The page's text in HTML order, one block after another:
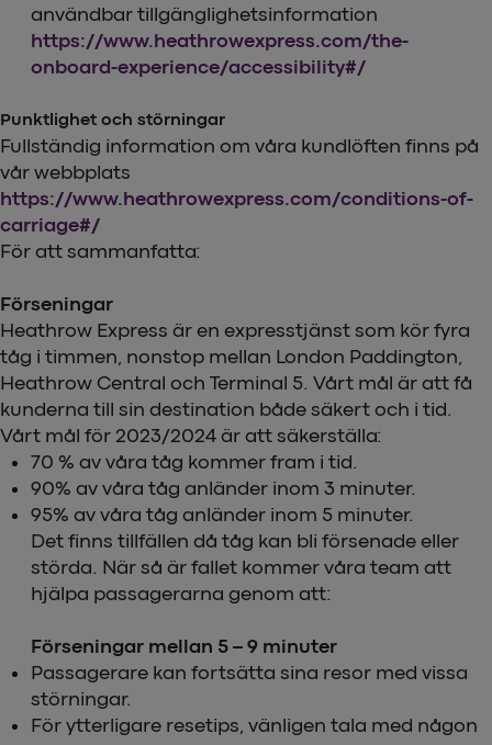
användbar tillgänglighetsinformation
https://www.heathrowexpress.com/the-
onboard-experience/accessibility#/
Punktlighet och störningar
Fullständig information om våra kundlöften finns på
vår webbplats
https://www.heathrowexpress.com/conditions-of-
carriage#/
För att sammanfatta:
Förseningar
Heathrow Express är en expresstjänst som kör fyra
tåg i timmen, nonstop mellan London Paddington,
Heathrow Central och Terminal 5. Vårt mål är att få
kunderna till sin destination både säkert och i tid.
Vårt mål för 2023/2024 är att säkerställa:
70 % av våra tåg kommer fram i tid.
90% av våra tåg anländer inom 3 minuter.
95% av våra tåg anländer inom 5 minuter.
Det finns tillfällen då tåg kan bli försenade eller
störda. När så är fallet kommer våra team att
hjälpa passagerarna genom att:
Förseningar mellan 5 – 9 minuter
Passagerare kan fortsätta sina resor med vissa
störningar.
För ytterligare resetips, vänligen tala med någon